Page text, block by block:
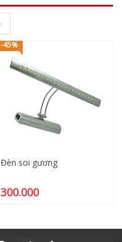
-45%
Đèn soi gương
300.000